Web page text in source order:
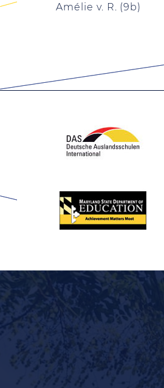
Amélie v. R. (9b)